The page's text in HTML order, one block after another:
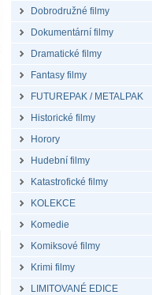
Dobrodružné filmy
Dokumentární filmy
Dramatické filmy
Fantasy filmy
FUTUREPAK / METALPAK
Historické filmy
Horory
Hudební filmy
Katastrofické filmy
KOLEKCE
Komedie
Komiksové filmy
Krimi filmy
LIMITOVANÉ EDICE